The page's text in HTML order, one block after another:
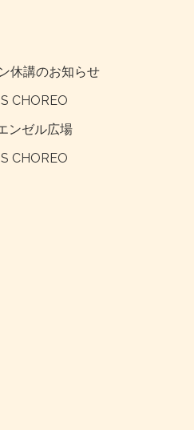
休講のお知らせ
CHOREO
ンゼル広場
CHOREO